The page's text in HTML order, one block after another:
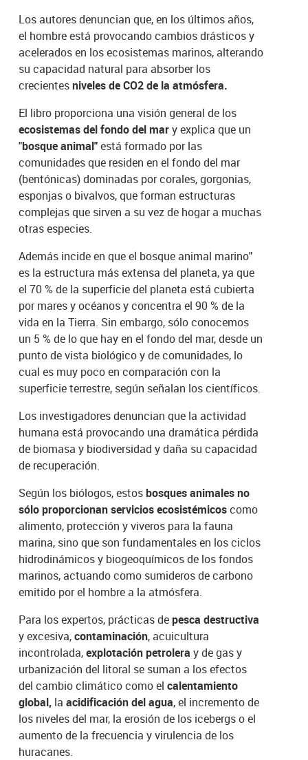
Los autores denuncian que, en los últimos años,
el hombre está provocando cambios drásticos y
acelerados en los ecosistemas marinos, alterando
su capacidad natural para absorber los
crecientesniveles de CO2 de la atmósfera.
El libro proporciona una visión general de los
ecosistemas del fondo del mary explica que un
"bosque animal"está formado por las
comunidades que residen en el fondo del mar
(bentónicas) dominadas por corales, gorgonias,
esponjas o bivalvos, que forman estructuras
complejas que sirven a su vez de hogar a muchas
otras especies.
Además incide en que el bosque animal marino"
es la estructura más extensa del planeta, ya que
el 70 % de la superficie del planeta está cubierta
por mares y océanos y concentra el 90 % de la
vida en la Tierra. Sin embargo, sólo conocemos
un 5 % de lo que hay en el fondo del mar, desde un
punto de vista biológico y de comunidades, lo
cual es muy poco en comparación con la
superficie terrestre, según señalan los científicos.
Los investigadores denuncian que la actividad
humana está provocando una dramática pérdida
de biomasa y biodiversidad y daña su capacidad
de recuperación.
Según los biólogos, estosbosques animales no
sólo proporcionan servicios ecosistémicoscomo
alimento, protección y viveros para la fauna
marina, sino que son fundamentales en los ciclos
hidrodinámicos y biogeoquímicos de los fondos
marinos, actuando como sumideros de carbono
emitido por el hombre a la atmósfera.
Para los expertos, prácticas depesca destructiva
y excesiva,contaminación, acuicultura
incontrolada,explotación petrolera y de gas y
urbanización del litoral se suman a los efectos
del cambio climático como elcalentamiento
global, laacidificación del agua, el incremento de
los niveles del mar, la erosión de los icebergs o el
aumento de la frecuencia y virulencia de los
huracanes.